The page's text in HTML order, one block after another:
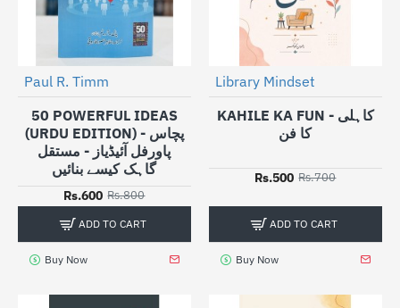
Paul R. Timm
50 POWERFUL IDEAS
(URDU EDITION) - پچاس
پاورفل آئیڈیاز - مستقل
گاہک کیسے بنائیں
Rs.600 Rs.800
ADD TO CART
Buy Now
Library Mindset
KAHILE KA FUN - کاہلی
کا فن
Rs.500 Rs.700
ADD TO CART
Buy Now